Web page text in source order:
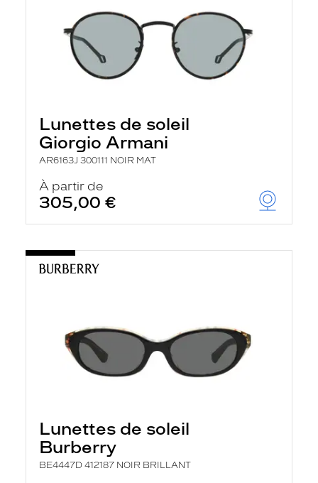
Lunettes de soleil
Giorgio Armani
AR6163J 300111 NOIR MAT
À partir de
305,00 €
Lunettes de soleil
Burberry
BE4447D 412187 NOIR BRILLANT